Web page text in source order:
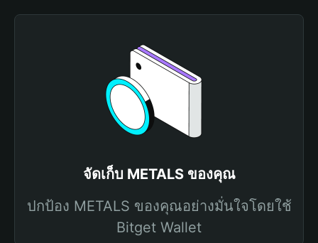
จัดเก็บ METALS ของคุณ
ปกป้อง METALS ของคุณอย่างมั่นใจโดยใช้
Bitget Wallet